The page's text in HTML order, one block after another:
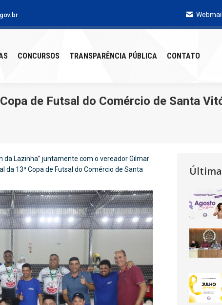
Webmail
CONCURSOS TRANSPARÊNCIA PÚBLICA CONTATO
de Futsal do Comércio de Santa
Lazinha” juntamente com o vereador Gilmar
13ª Copa de Futsal do Comércio de Santa
CONCURSOS CONTATO